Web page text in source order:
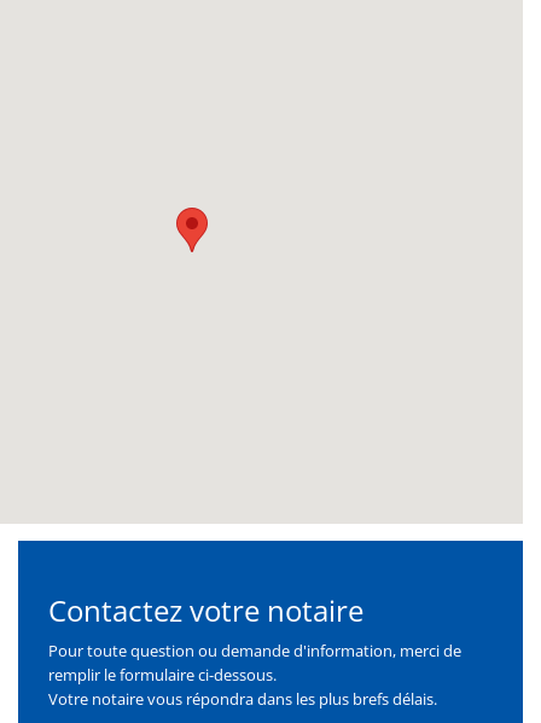
Formulaire
Contactez votre notaire
Pour toute question ou demande d'information, merci de
remplir le formulaire ci-dessous.
Votre notaire vous répondra dans les plus brefs délais.